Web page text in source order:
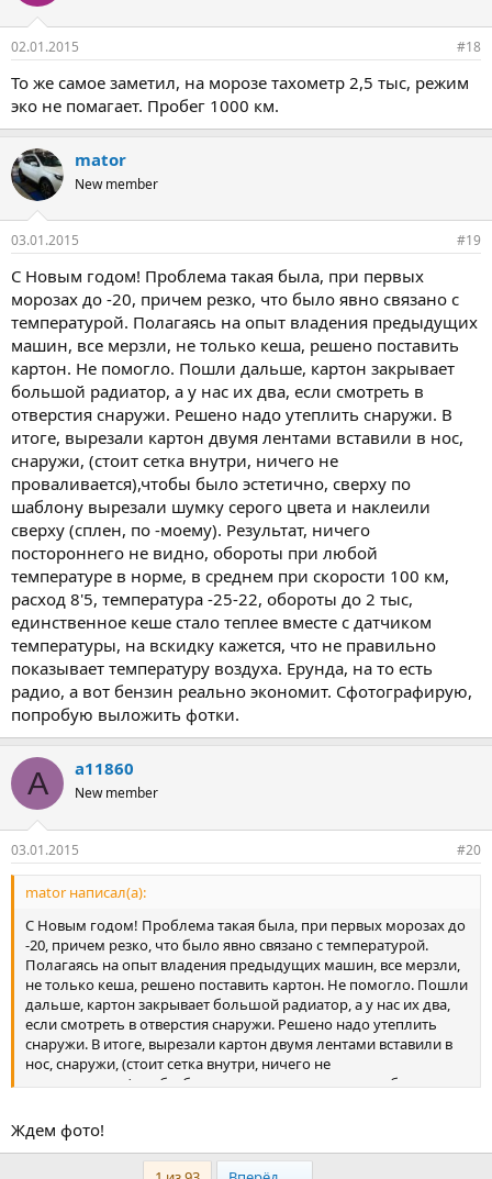
02.01.2015 #18
То же самое заметил, на морозе тахометр 2,5 тыс, режим
эко не помагает. Пробег 1000 км.
mator
New member
03.01.2015 #19
С Новым годом! Проблема такая была, при первых
морозах до -20, причем резко, что было явно связано с
температурой. Полагаясь на опыт владения предыдущих
машин, все мерзли, не только кеша, решено поставить
картон. Не помогло. Пошли дальше, картон закрывает
большой радиатор, а у нас их два, если смотреть в
отверстия снаружи. Решено надо утеплить снаружи. В
итоге, вырезали картон двумя лентами вставили в нос,
снаружи, (стоит сетка внутри, ничего не
проваливается),чтобы было эстетично, сверху по
шаблону вырезали шумку серого цвета и наклеили
сверху (сплен, по -моему). Результат, ничего
постороннего не видно, обороты при любой
температуре в норме, в среднем при скорости 100 км,
расход 8'5, температура -25-22, обороты до 2 тыс,
единственное кеше стало теплее вместе с датчиком
температуры, на вскидку кажется, что не правильно
показывает температуру воздуха. Ерунда, на то есть
радио, а вот бензин реально экономит. Сфотографирую,
попробую выложить фотки.
A a11860
New member
03.01.2015 #20
mator написал(а):
С Новым годом! Проблема такая была, при первых морозах до
-20, причем резко, что было явно связано с температурой.
Полагаясь на опыт владения предыдущих машин, все мерзли,
не только кеша, решено поставить картон. Не помогло. Пошли
дальше, картон закрывает большой радиатор, а у нас их два,
если смотреть в отверстия снаружи. Решено надо утеплить
снаружи. В итоге, вырезали картон двумя лентами вставили в
нос, снаружи, (стоит сетка внутри, ничего не
проваливается),чтобы было эстетично, сверху по шаблону
-моему). Результат, ничего постороннего не видно, обороты
при любой температуре в норме, в среднем при скорости 100
км, расход 8'5, температура -25-22, обороты до 2 тыс,
Ждем фото!